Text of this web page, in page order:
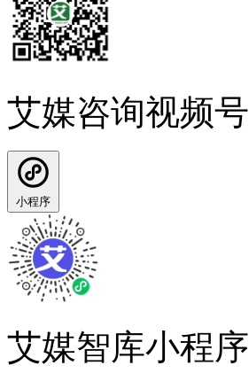
艾媒咨询视频号
小程序
艾媒智库小程序